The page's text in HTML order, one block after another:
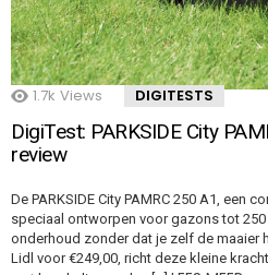
1.7k Views DIGITESTS
DigiTest: PARKSIDE City
review
De PARKSIDE City PAMRC 250 A1, een
speciaal ontworpen voor gazons tot
onderhoud zonder dat je zelf de maaier
Lidl voor €249,00, richt deze kleine